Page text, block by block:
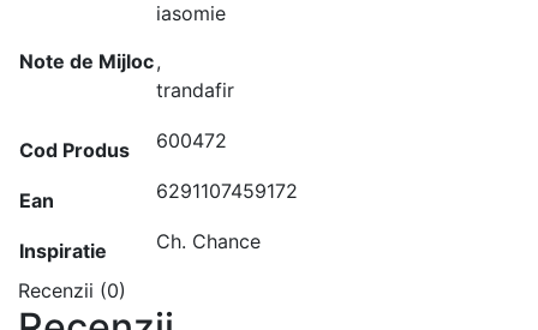
Note de Mijloc
iasomie
,
trandafir
Cod Produs 600472
Ean 6291107459172
Inspiratie Ch. Chance
Recenzii (0)